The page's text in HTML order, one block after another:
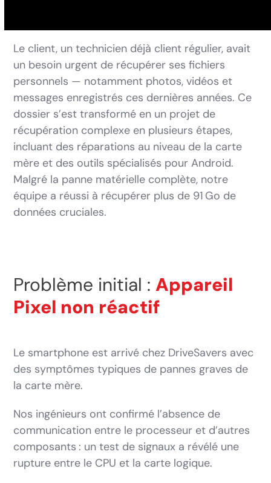
Le client, un technicien déjà client régulier, avait
un besoin urgent de récupérer ses fichiers
personnels — notamment photos, vidéos et
messages enregistrés ces dernières années. Ce
dossier s’est transformé en un projet de
récupération complexe en plusieurs étapes,
incluant des réparations au niveau de la carte
mère et des outils spécialisés pour Android.
Malgré la panne matérielle complète, notre
équipe a réussi à récupérer plus de 91 Go de
données cruciales.
Problème initial :Appareil
Pixel non réactif
Le smartphone est arrivé chez DriveSavers avec
des symptômes typiques de pannes graves de
la carte mère.
Nos ingénieurs ont confirmé l’absence de
communication entre le processeur et d’autres
composants : un test de signaux a révélé une
rupture entre le CPU et la carte logique.